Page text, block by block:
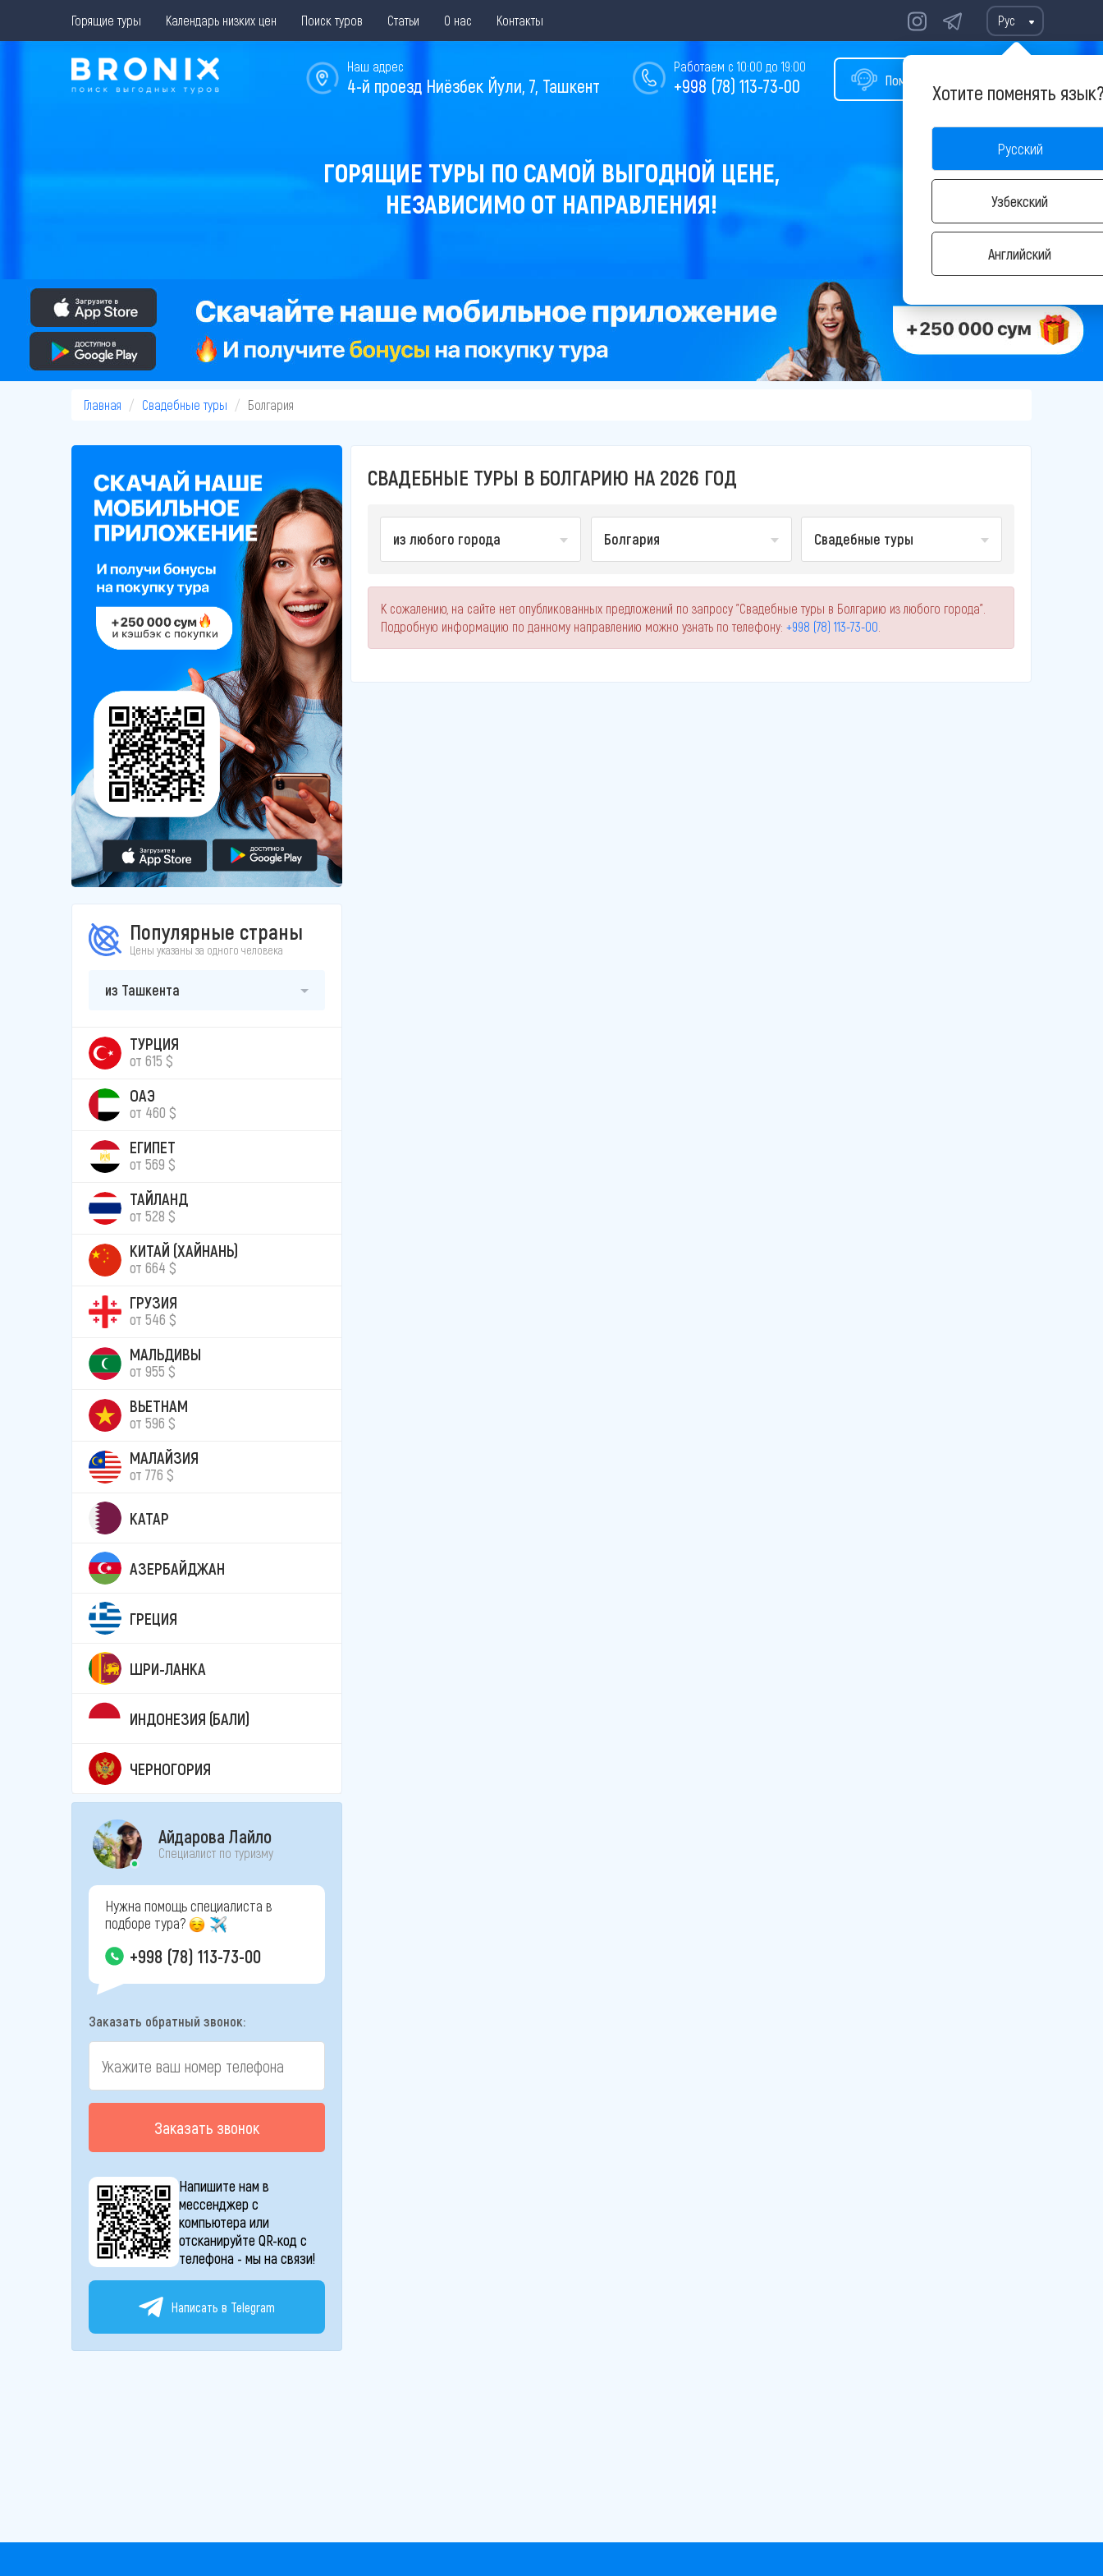
Горящие туры Календарь низких цен Поиск туров Статьи О нас Контакты Рус
Хотите поменять
Русский
Узбекский
Английский
Помощь в подборе тура
Работаем с 10:00 до 19:00
+998 (78) 113-73-00
Наш адрес
4-й проезд Ниёзбек Йули, 7, Ташкент
ГОРЯЩИЕ ТУРЫ ПО САМОЙ ВЫГОДНОЙ ЦЕНЕ,
НЕЗАВИСИМО ОТ НАПРАВЛЕНИЯ!
Главная Свадебные туры Болгария
Популярные страны
Цены указаны за одного человека
из Ташкента
ТУРЦИЯ
от 615 $
ОАЭ
от 460 $
ЕГИПЕТ
от 569 $
ТАЙЛАНД
от 528 $
КИТАЙ (ХАЙНАНЬ)
от 664 $
ГРУЗИЯ
от 546 $
МАЛЬДИВЫ
от 955 $
ВЬЕТНАМ
от 596 $
МАЛАЙЗИЯ
от 776 $
КАТАР
АЗЕРБАЙДЖАН
ГРЕЦИЯ
ШРИ-ЛАНКА
ИНДОНЕЗИЯ (БАЛИ)
ЧЕРНОГОРИЯ
Айдарова Лайло
Специалист по туризму
Нужна помощь специалиста в
подборе тура?
+998 (78) 113-73-00
Заказать обратный звонок:
Заказать звонок
Напишите нам в
мессенджер с
компьютера или
отсканируйте QR-код с
телефона - мы на связи!
Написать в Telegram
СВАДЕБНЫЕ ТУРЫ В БОЛГАРИЮ НА 2026 ГОД
из любого города Болгария Свадебные туры
К сожалению, на сайте нет опубликованных предложений по запросу "Свадебные туры в Болгарию из любого города".
Подробную информацию по данному направлению можно узнать по телефону: +998 (78) 113-73-00